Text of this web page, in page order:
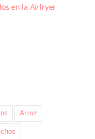
en la Airfryer
Arroz